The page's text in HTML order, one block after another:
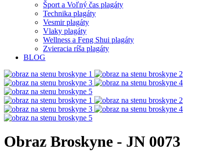
Šport a Voľný čas plagáty
Technika plagáty
Vesmir plagáty
Vlaky plagáty
Wellness a Feng Shui plagáty
Zvieracia ríša plagáty
BLOG
Obraz Broskyne - JN 0073